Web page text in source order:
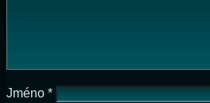
Jméno *